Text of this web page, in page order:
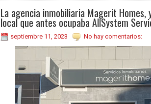
La agencia inmobiliaria Magerit Homes,
local que antes ocupaba AllSystem
septiembre 11, 2023 No hay comentarios: